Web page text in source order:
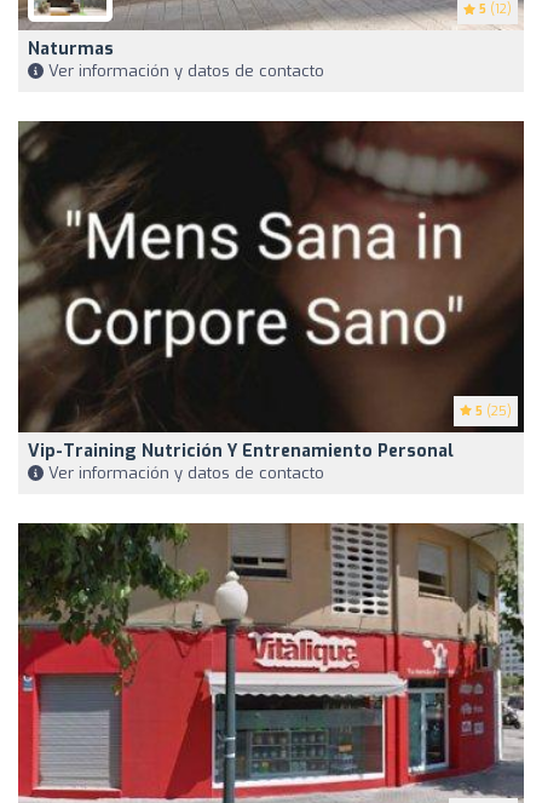
5 (12)
Naturmas
Ver información y datos de contacto
5 (25)
Vip-Training Nutrición Y Entrenamiento Personal
Ver información y datos de contacto